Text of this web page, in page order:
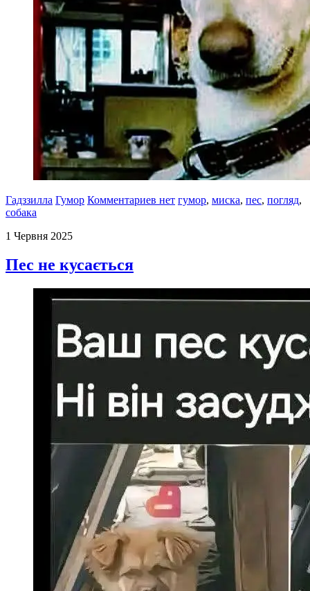
Гадззилла Гумор Комментариев нет гумор, миска, пес, погляд,
собака
1 Червня 2025
Пес не кусається